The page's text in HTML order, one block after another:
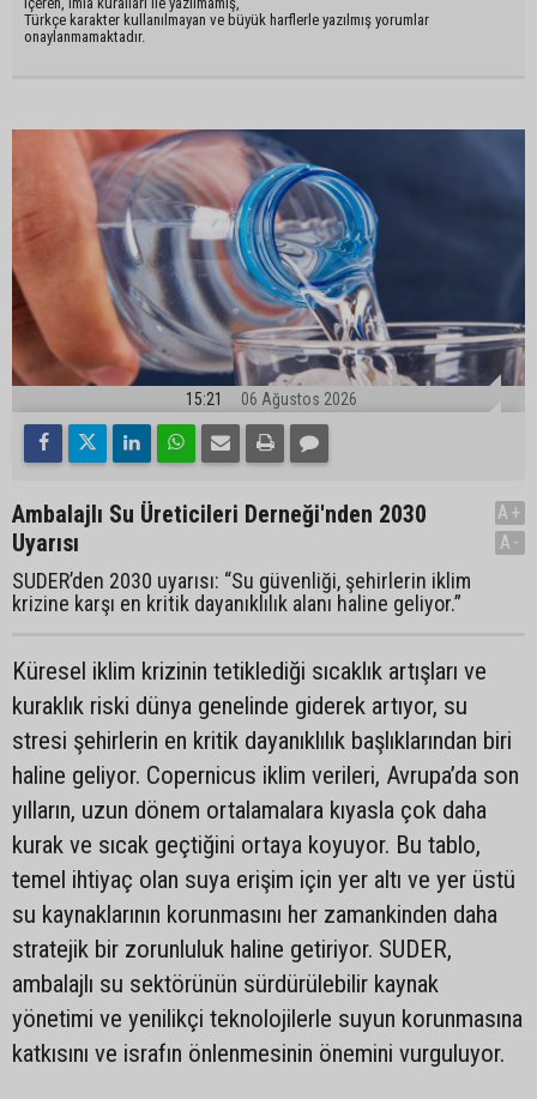
Türkçe karakter kullanılmayan ve büyük harflerle yazılmış yorumlar
onaylanmamaktadır.
15:21 06 Ağustos 2026
Ambalajlı Su Üreticileri Derneği'nden 2030
Uyarısı
SUDER’den 2030 uyarısı: “Su güvenliği, şehirlerin iklim
krizine karşı en kritik dayanıklılık alanı haline geliyor.”
A+
A-
Küresel iklim krizinin tetiklediği sıcaklık artışları ve
kuraklık riski dünya genelinde giderek artıyor, su
stresi şehirlerin en kritik dayanıklılık başlıklarından biri
haline geliyor. Copernicus iklim verileri, Avrupa’da son
yılların, uzun dönem ortalamalara kıyasla çok daha
kurak ve sıcak geçtiğini ortaya koyuyor. Bu tablo,
temel ihtiyaç olan suya erişim için yer altı ve yer üstü
su kaynaklarının korunmasını her zamankinden daha
stratejik bir zorunluluk haline getiriyor. SUDER,
ambalajlı su sektörünün sürdürülebilir kaynak
yönetimi ve yenilikçi teknolojilerle suyun korunmasına
katkısını ve israfın önlenmesinin önemini vurguluyor.